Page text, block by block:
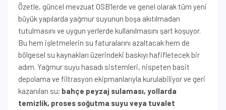
Özetle, güncel mevzuat OSB’lerde ve genel olarak tüm yeni
büyük yapılarda yağmur suyunun boşa akıtılmadan
tutulmasını ve uygun yerlerde kullanılmasını şart koşuyor.
Bu hem işletmelerin su faturalarını azaltacak hem de
bölgesel su kaynakları üzerindeki baskıyı hafifletecek bir
adım. Yağmur suyu hasadı sistemleri, nispeten basit
depolama ve filtrasyon ekipmanlarıyla kurulabiliyor ve geri
kazanılan su; bahçe peyzaj sulaması, yollarda
temizlik, proses soğutma suyu veya tuvalet